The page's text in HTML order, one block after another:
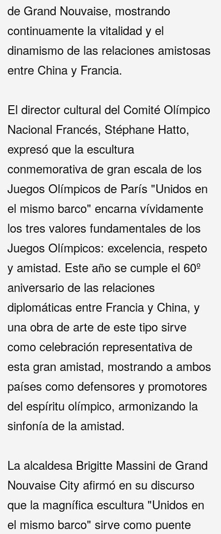
de Grand Nouvaise, mostrando
continuamente la vitalidad y el
dinamismo de las relaciones amistosas
entre China y Francia.
El director cultural del Comité Olímpico
Nacional Francés, Stéphane Hatto,
expresó que la escultura
conmemorativa de gran escala de los
Juegos Olímpicos de París "Unidos en
el mismo barco" encarna vívidamente
los tres valores fundamentales de los
Juegos Olímpicos: excelencia, respeto
y amistad. Este año se cumple el 60º
aniversario de las relaciones
diplomáticas entre Francia y China, y
una obra de arte de este tipo sirve
como celebración representativa de
esta gran amistad, mostrando a ambos
países como defensores y promotores
del espíritu olímpico, armonizando la
sinfonía de la amistad.
La alcaldesa Brigitte Massini de Grand
Nouvaise City afirmó en su discurso
que la magnífica escultura "Unidos en
el mismo barco" sirve como puente